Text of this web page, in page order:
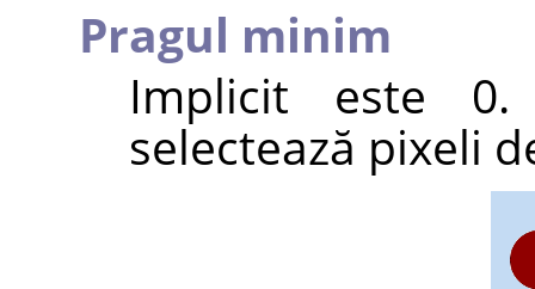
Pragul minim
Implicit este 0.
selectează pixeli